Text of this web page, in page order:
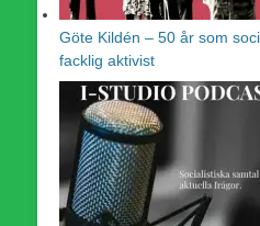
Göte Kildén – 50 år som
facklig aktivist